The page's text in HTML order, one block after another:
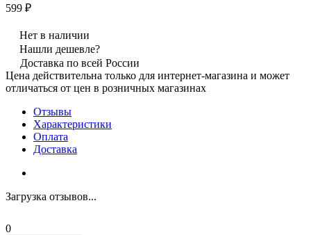
599 ₽
Нет в наличии
Нашли дешевле?
Доставка по всей России
Цена действительна только для интернет-магазина и может
отличаться от цен в розничных магазинах
Отзывы
Характеристики
Оплата
Доставка
Загрузка отзывов...
0